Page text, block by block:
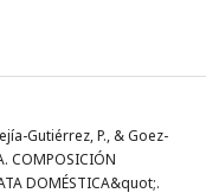
Gutiérrez, P., & Goez-
COMPOSICIÓN
DOMÉSTICA&quot;.